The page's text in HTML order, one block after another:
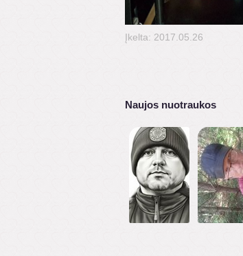
Įkelta: 2017.05.26
Naujos nuotraukos